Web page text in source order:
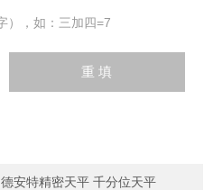
），如：三加四=7
安特精密天平 千分位天平